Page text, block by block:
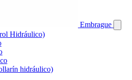
Embrague
Hidráulico)
hidráulico)